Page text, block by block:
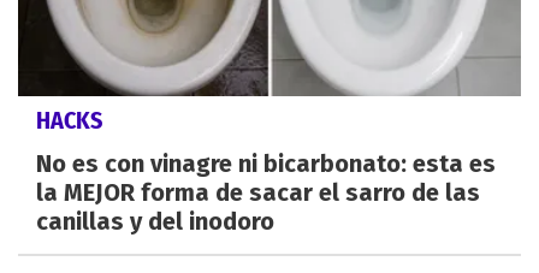
HACKS
No es con vinagre ni bicarbonato: esta es
la MEJOR forma de sacar el sarro de las
canillas y del inodoro